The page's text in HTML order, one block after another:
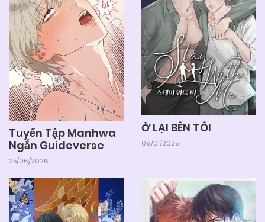
Tuyển Tập Manhwa
Ngắn Guideverse
25/06/2026
Ở LẠI BÊN TÔI
09/01/2025